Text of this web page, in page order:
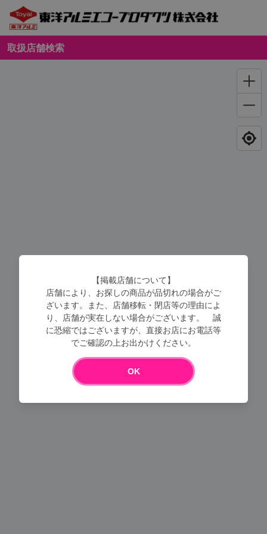
取扱店舗検索
Loading...
【掲載店舗について】
店舗により、お探しの商品が品切れの場合がご
ざいます。また、店舗移転・閉店等の理由によ
り、店舗が実在しない場合がございます。 誠
に恐縮ではございますが、直接お店にお電話等
でご確認の上お出かけください。
OK